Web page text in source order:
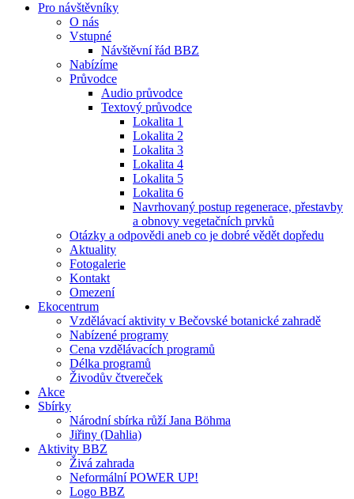
Pro návštěvníky
O nás
Vstupné
Návštěvní řád BBZ
Nabízíme
Průvodce
Audio průvodce
Textový průvodce
Lokalita 1
Lokalita 2
Lokalita 3
Lokalita 4
Lokalita 5
Lokalita 6
Navrhovaný postup regenerace, přestavby
a obnovy vegetačních prvků
Otázky a odpovědi aneb co je dobré vědět dopředu
Aktuality
Fotogalerie
Kontakt
Omezení
Ekocentrum
Vzdělávací aktivity v Bečovské botanické zahradě
Nabízené programy
Cena vzdělávacích programů
Délka programů
Živodův čtvereček
Akce
Sbírky
Národní sbírka růží Jana Böhma
Jiřiny (Dahlia)
Aktivity BBZ
Živá zahrada
Neformální POWER UP!
Logo BBZ